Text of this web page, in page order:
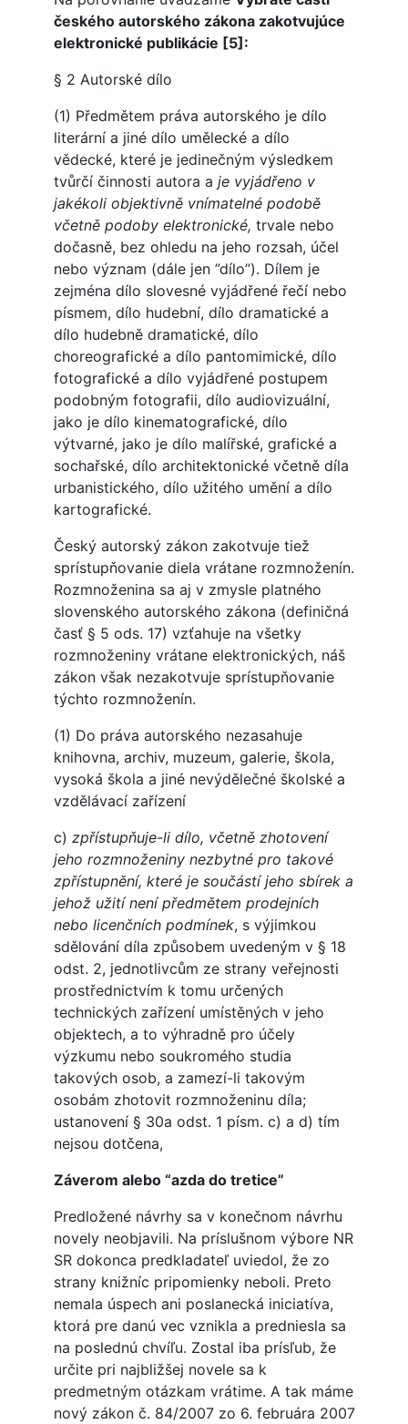
českého autorského zákona zakotvujúce
elektronické publikácie [5]:
§ 2 Autorské dílo
(1) Předmětem práva autorského je dílo
literární a jiné dílo umělecké a dílo
vědecké, které je jedinečným výsledkem
tvůrčí činnosti autora a je vyjádřeno v
jakékoli objektivně vnímatelné podobě
včetně podoby elektronické, trvale nebo
dočasně, bez ohledu na jeho rozsah, účel
nebo význam (dále jen ”dílo”). Dílem je
zejména dílo slovesné vyjádřené řečí nebo
písmem, dílo hudební, dílo dramatické a
dílo hudebně dramatické, dílo
choreografické a dílo pantomimické, dílo
fotografické a dílo vyjádřené postupem
podobným fotografii, dílo audiovizuální,
jako je dílo kinematografické, dílo
výtvarné, jako je dílo malířské, grafické a
sochařské, dílo architektonické včetně díla
urbanistického, dílo užitého umění a dílo
kartografické.
Český autorský zákon zakotvuje tiež
sprístupňovanie diela vrátane rozmnoženín.
Rozmnoženina sa aj v zmysle platného
slovenského autorského zákona (definičná
časť § 5 ods. 17) vzťahuje na všetky
rozmnoženiny vrátane elektronických, náš
zákon však nezakotvuje sprístupňovanie
týchto rozmnoženín.
(1) Do práva autorského nezasahuje
knihovna, archiv, muzeum, galerie, škola,
vysoká škola a jiné nevýdělečné školské a
vzdělávací zařízení
c) zpřístupňuje-li dílo, včetně zhotovení
jeho rozmnoženiny nezbytné pro takové
zpřístupnění, které je součástí jeho sbírek a
jehož užití není předmětem prodejních
nebo licenčních podmínek, s výjimkou
sdělování díla způsobem uvedeným v § 18
odst. 2, jednotlivcům ze strany veřejnosti
prostřednictvím k tomu určených
technických zařízení umístěných v jeho
objektech, a to výhradně pro účely
výzkumu nebo soukromého studia
takových osob, a zamezí-li takovým
osobám zhotovit rozmnoženinu díla;
ustanovení § 30a odst. 1 písm. c) a d) tím
nejsou dotčena,
Záverom alebo “azda do tretice”
Predložené návrhy sa v konečnom návrhu
novely neobjavili. Na príslušnom výbore NR
SR dokonca predkladateľ uviedol, že zo
strany knižníc pripomienky neboli. Preto
nemala úspech ani poslanecká iniciatíva,
ktorá pre danú vec vznikla a predniesla sa
na poslednú chvíľu. Zostal iba prísľub, že
určite pri najbližšej novele sa k
predmetným otázkam vrátime. A tak máme
nový zákon č. 84/2007 zo 6. februára 2007